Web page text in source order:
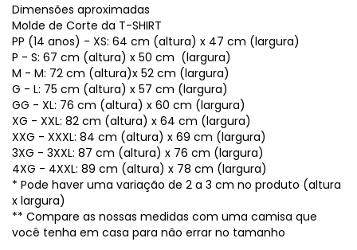
Dimensões aproximadas
Molde de Corte da T-SHIRT
PP (14 anos) - XS: 64 cm (altura) x 47 cm (largura)
P - S: 67 cm (altura) x 50 cm (largura)
M - M: 72 cm (altura)x 52 cm (largura)
G - L: 75 cm (altura) x 57 cm (largura)
GG - XL: 76 cm (altura) x 60 cm (largura)
XG - XXL: 82 cm (altura) x 64 cm (largura)
XXG - XXXL: 84 cm (altura) x 69 cm (largura)
3XG - 3XXL: 87 cm (altura) x 76 cm (largura)
4XG - 4XXL: 89 cm (altura) x 78 cm (largura)
* Pode haver uma variação de 2 a 3 cm no produto (altura
x largura)
** Compare as nossas medidas com uma camisa que
você tenha em casa para não errar no tamanho